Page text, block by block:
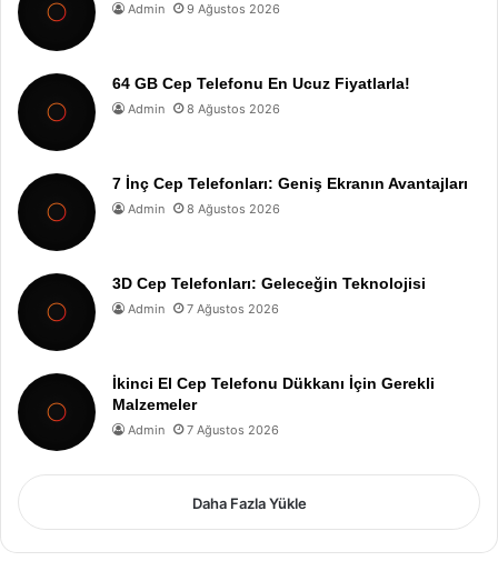
Admin 9 Ağustos 2026
64 GB Cep Telefonu En Ucuz Fiyatlarla!
Admin 8 Ağustos 2026
7 İnç Cep Telefonları: Geniş Ekranın Avantajları
Admin 8 Ağustos 2026
3D Cep Telefonları: Geleceğin Teknolojisi
Admin 7 Ağustos 2026
İkinci El Cep Telefonu Dükkanı İçin Gerekli
Malzemeler
Admin 7 Ağustos 2026
Daha Fazla Yükle